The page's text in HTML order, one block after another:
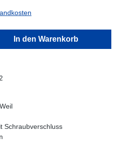
den gewünschten
In den Warenkorb
Schraubverschluss